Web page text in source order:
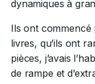
dynamiques à
Ils ont commencé
livres, qu’ils ont
pièces, j’avais
de rampe et